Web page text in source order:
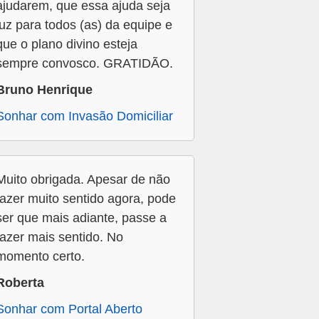
que essa ajuda seja
para todos (as) da equipe e
o plano divino esteja
convosco. GRATIDÃO.
Henrique
com Invasão Domiciliar
obrigada. Apesar de não
muito sentido agora, pode
que mais adiante, passe a
mais sentido. No
certo.
com Portal Aberto